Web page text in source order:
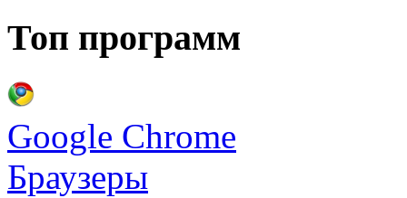
Топ программ
Google Chrome
Браузеры